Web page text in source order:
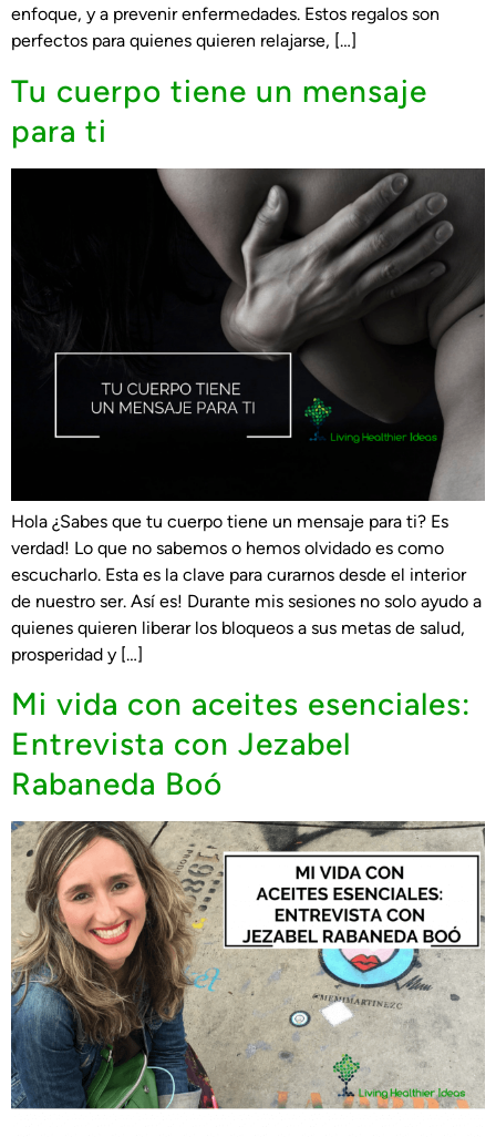
enfoque, y a prevenir enfermedades. Estos regalos son
perfectos para quienes quieren relajarse, […]
Tu cuerpo tiene un mensaje
para ti
Hola ¿Sabes que tu cuerpo tiene un mensaje para ti? Es
verdad! Lo que no sabemos o hemos olvidado es como
escucharlo. Esta es la clave para curarnos desde el interior
de nuestro ser. Así es! Durante mis sesiones no solo ayudo a
quienes quieren liberar los bloqueos a sus metas de salud,
prosperidad y […]
Mi vida con aceites esenciales:
Entrevista con Jezabel
Rabaneda Boó